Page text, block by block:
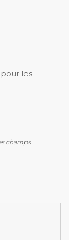
les
champs